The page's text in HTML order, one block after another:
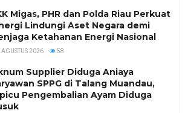
Migas, PHR dan Polda Riau Perkuat
Lindungi Aset Negara demi
Ketahanan Energi Nasional
AGUSTUS 2026 58
Supplier Diduga Aniaya
SPPG di Talang Muandau,
Pengembalian Ayam Diduga